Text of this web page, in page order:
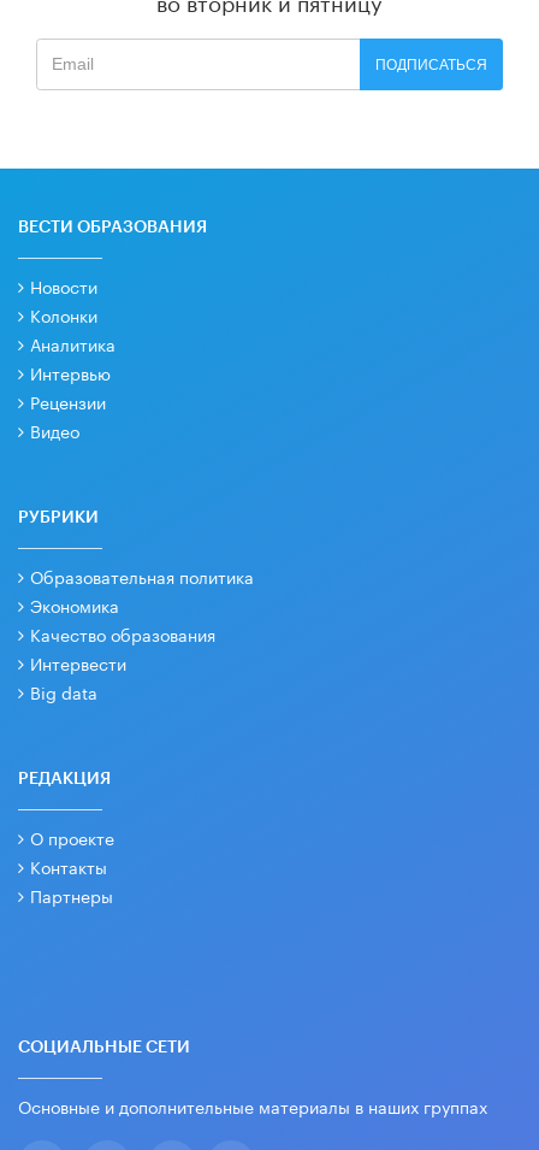
ПОДПИСАТЬСЯ
ВЕСТИ ОБРАЗОВАНИЯ
Новости
Колонки
Аналитика
Интервью
Рецензии
Видео
РУБРИКИ
Образовательная политика
Экономика
Качество образования
Интервести
Big data
РЕДАКЦИЯ
О проекте
Контакты
Партнеры
СОЦИАЛЬНЫЕ СЕТИ
Основные и дополнительные материалы в наших группах